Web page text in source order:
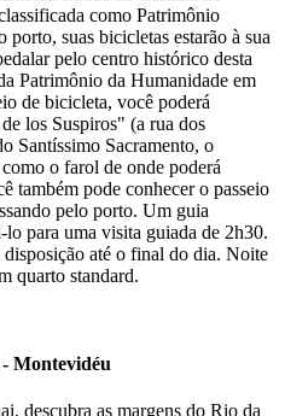
como Patrimônio
suas bicicletas estarão à sua
pelo centro histórico desta
Patrimônio da Humanidade em
de bicicleta, você poderá
los Suspiros" (a rua dos
Santíssimo Sacramento, o
o farol de onde poderá
também pode conhecer o passeio
pelo porto. Um guia
para uma visita guiada de 2h30.
disposição até o final do dia. Noite
quarto standard.
Montevidéu